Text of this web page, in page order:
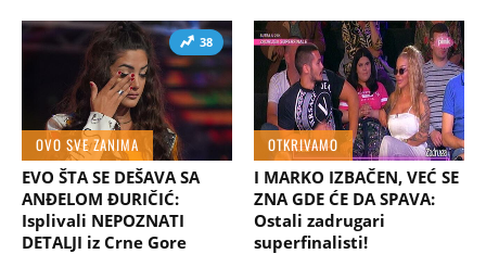
38
OVO SVE ZANIMA
EVO ŠTA SE DEŠAVA SA
ANĐELOM ĐURIČIĆ:
Isplivali NEPOZNATI
DETALJI iz Crne Gore
OTKRIVAMO
I MARKO IZBAČEN, VEĆ SE
ZNA GDE ĆE DA SPAVA:
Ostali zadrugari
superfinalisti!